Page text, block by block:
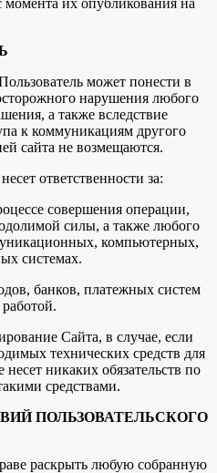
их опубликования на
может понести в
нарушения любого
а также вследствие
к коммуникациям другого
сайта не возмещаются.
ответственности за:
совершения операции,
силы, а также любого
компьютерных,
системах.
банков, платежных систем
Сайта, в случае, если
технических средств для
никаких обязательств по
средствами.
ПОЛЬЗОВАТЕЛЬСКОГО
раскрыть любую собранную